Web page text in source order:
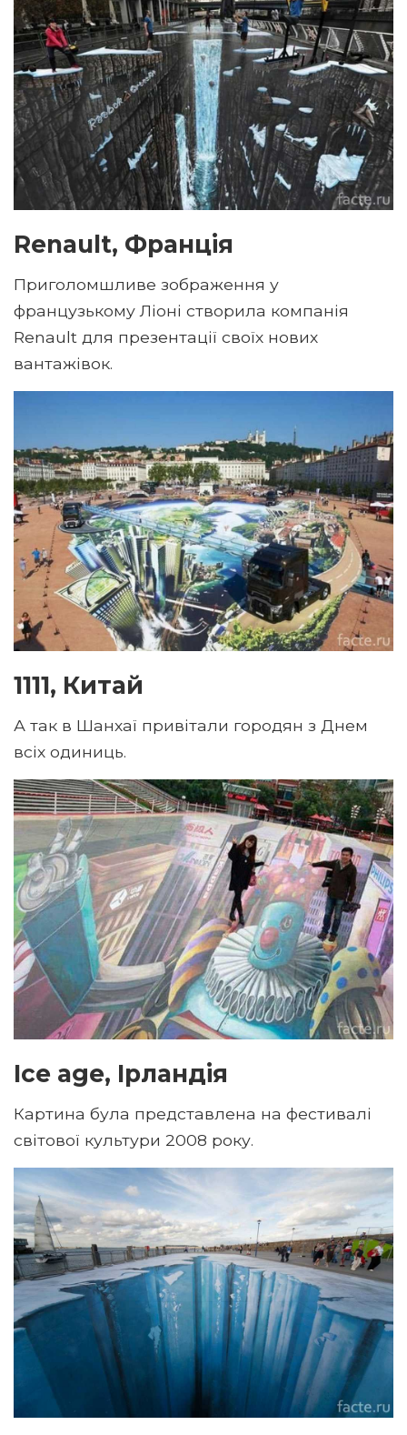
Renault, Франція
Приголомшливе зображення у
французькому Ліоні створила компанія
Renault для презентації своїх нових
вантажівок.
1111, Китай
А так в Шанхаї привітали городян з Днем
всіх одиниць.
Ice age, Ірландія
Картина була представлена ​​на фестивалі
світової культури 2008 року.